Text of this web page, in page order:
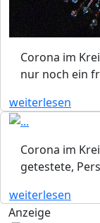
Corona im
nur noch ein
weiterlesen
Corona im
getestete,
weiterlesen
Anzeige